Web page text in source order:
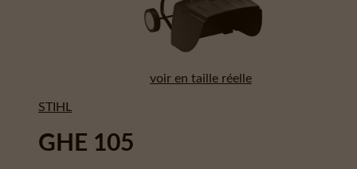
voir en taille réelle
STIHL
GHE 105